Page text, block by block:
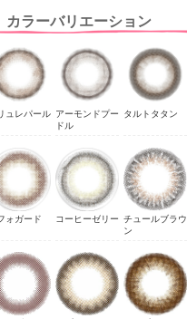
カラーバリエーション
ュレパール アーモンドプー
ドル
タルトタタン
ォガード コーヒーゼリー チュールブラウ
ン